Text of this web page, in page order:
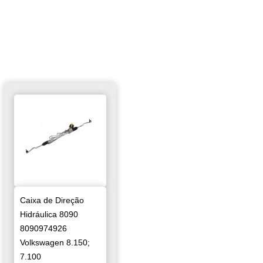
Caixa de Direção
Hidráulica 8090
8090974926
Volkswagen 8.150;
7.100